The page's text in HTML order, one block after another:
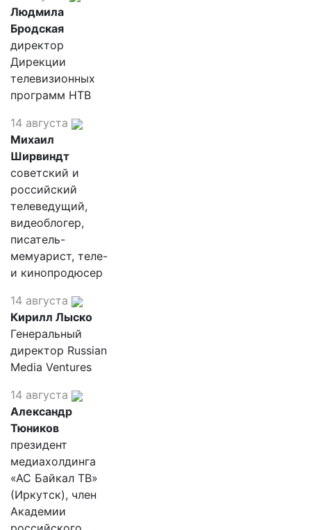
Людмила
Бродская
директор
Дирекции
телевизионных
программ НТВ
14 августа
Михаил
Ширвиндт
советский и
российский
телеведущий,
видеоблогер,
писатель-
мемуарист, теле-
и кинопродюсер
14 августа
Кирилл Лыско
Генеральный
директор Russian
Media Ventures
14 августа
Александр
Тюников
президент
медиахолдинга
«АС Байкал ТВ»
(Иркутск), член
Академии